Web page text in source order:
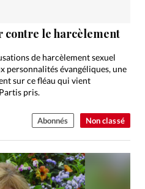
chrétienne
Chronique
Génération réveil
Monde
Eglises
Trait d'Ixène
Non classé
contre le harcèlement
de harcèlement sexuel
personnalités évangéliques, une
sur ce fléau qui vient
pris.
Abonnés